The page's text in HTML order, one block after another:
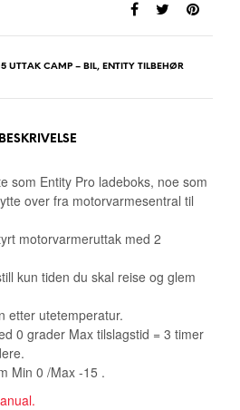
UTTAK CAMP – BIL, ENTITY TILBEHØR
BESKRIVELSE
som Entity Pro ladeboks, noe som
over fra motorvarmesentral til
motorvarmeruttak med 2
kun tiden du skal reise og glem
etter utetemperatur.
0 grader Max tilslagstid = 3 timer
Min 0 /Max -15 .